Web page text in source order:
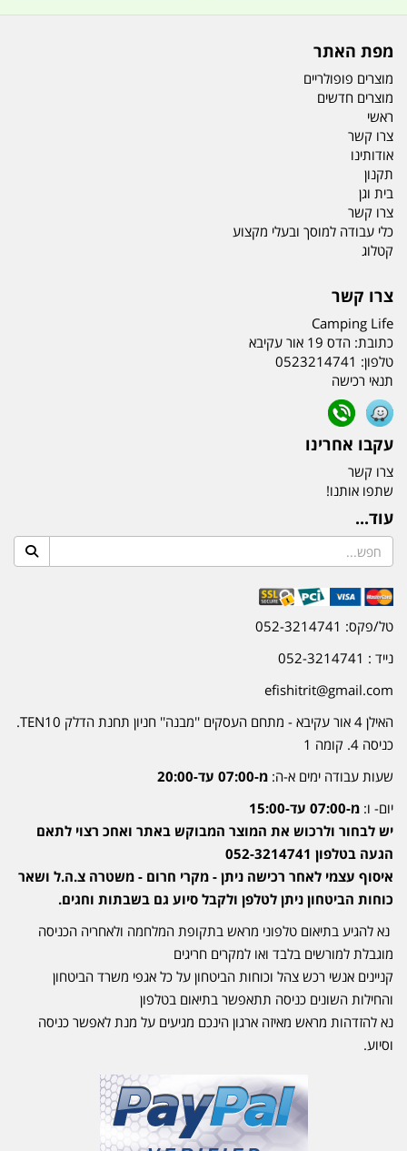
מפת האתר
מוצרים פופולריים
מוצרים חדשים
ראשי
צרו קשר
אודותינו
תקנון
בית וגן
צרו קשר
כלי עבודה למוסך ובעלי מקצוע
קטלוג
צרו קשר
Camping Life
כתובת: הדס 19 אור עקיבא
טלפון: 0523214741
תנאי רכישה
עקבו אחרינו
צרו קשר
שתפו אותנו!
עוד...
טל/פקס: 052-3214741
נייד : 052-3214741
efishitrit@gmail.com
האילן 4 אור עקיבא - מתחם העסקים ''מבנה'' חניון תחנת הדלק TEN10.
כניסה 4. קומה 1
שעות עבודה ימים א-ה: מ-07:00 עד-20:00
יום- ו: מ-07:00 עד-15:00
יש לבחור ולרכוש את המוצר המבוקש באתר ואחכ רצוי לתאם
הגעה בטלפון 052-3214741
איסוף עצמי לאחר רכישה ניתן - מקרי חרום - משטרה צ.ה.ל ושאר
כוחות הביטחון ניתן לטלפן ולקבל סיוע גם בשבתות וחגים.
נא להגיע בתיאום טלפוני מראש בתקופת המלחמה ולאחריה הכניסה
מוגבלת למורשים בלבד ואו למקרים חריגים
קניינים אנשי רכש צהל וכוחות הביטחון על כל אגפי משרד הביטחון
והחילות השונים כניסה תתאפשר בתיאום בטלפון
נא להזדהות מראש מאיזה ארגון הינכם מגיעים על מנת לאפשר כניסה
וסיוע.